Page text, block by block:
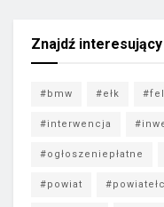
Znajdź
#bmw #ełk
#interwencja
#ogłoszeniepłatne
#powiat